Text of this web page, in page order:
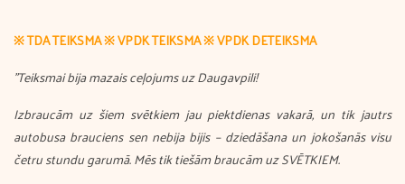
※ TDA TEIKSMA※ VPDK TEIKSMA※ VPDK DETEIKSMA
"Teiksmai bija mazais ceļojums uz Daugavpili!
Izbraucām uz šiem svētkiem jau piektdienas vakarā, un tik jautrs
autobusa brauciens sen nebija bijis – dziedāšana un jokošanās visu
četru stundu garumā. Mēs tik tiešām braucām uz SVĒTKIEM.